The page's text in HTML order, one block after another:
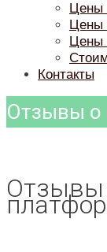
Цены
Цены
Цены
Контакты
Отзывы о
Отзывы